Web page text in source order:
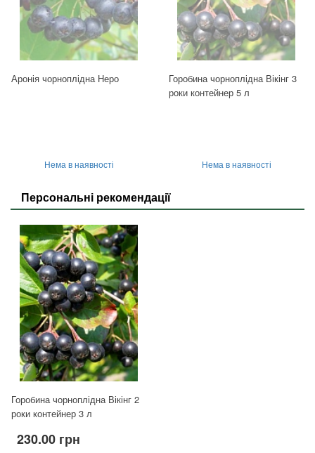
Аронія чорноплідна Неро
Нема в наявності
Горобина чорноплідна Вікінг 3
роки контейнер 5 л
Нема в наявності
Персональні рекомендації
Горобина чорноплідна Вікінг 2
роки контейнер 3 л
230.00 грн